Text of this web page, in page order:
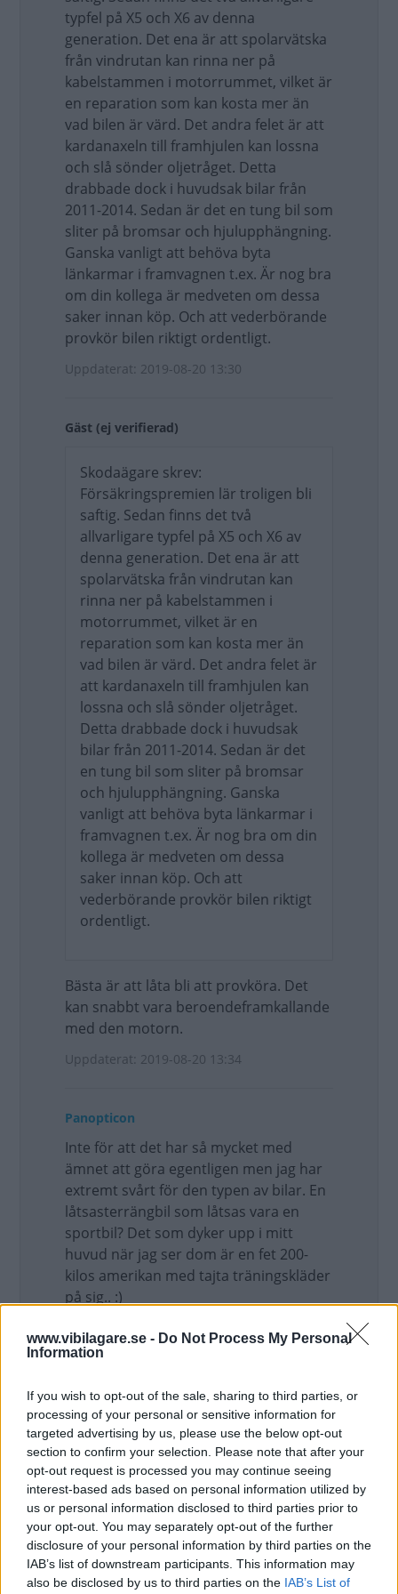
www.vibilagare.se - Do Not Process My Personal
Information
If you wish to opt-out of the sale, sharing to third parties, or
processing of your personal or sensitive information for
targeted advertising by us, please use the below opt-out
section to confirm your selection. Please note that after your
opt-out request is processed you may continue seeing
interest-based ads based on personal information utilized by
us or personal information disclosed to third parties prior to
your opt-out. You may separately opt-out of the further
disclosure of your personal information by third parties on the
IAB’s list of downstream participants. This information may
also be disclosed by us to third parties on the IAB’s List of
typfel på X5 och X6 av denna
generation. Det ena är att spolarvätska
från vindrutan kan rinna ner på
kabelstammen i motorrummet, vilket är
en reparation som kan kosta mer än
vad bilen är värd. Det andra felet är att
kardanaxeln till framhjulen kan lossna
och slå sönder oljetråget. Detta
drabbade dock i huvudsak bilar från
2011-2014. Sedan är det en tung bil som
sliter på bromsar och hjulupphängning.
Ganska vanligt att behöva byta
länkarmar i framvagnen t.ex. Är nog bra
om din kollega är medveten om dessa
saker innan köp. Och att vederbörande
provkör bilen riktigt ordentligt.
Uppdaterat: 2019-08-20 13:30
Gäst (ej verifierad)
Skodaägare skrev:
Försäkringspremien lär troligen bli
saftig. Sedan finns det två
allvarligare typfel på X5 och X6 av
denna generation. Det ena är att
spolarvätska från vindrutan kan
rinna ner på kabelstammen i
motorrummet, vilket är en
reparation som kan kosta mer än
vad bilen är värd. Det andra felet är
att kardanaxeln till framhjulen kan
lossna och slå sönder oljetråget.
Detta drabbade dock i huvudsak
bilar från 2011-2014. Sedan är det
en tung bil som sliter på bromsar
och hjulupphängning. Ganska
vanligt att behöva byta länkarmar i
framvagnen t.ex. Är nog bra om din
kollega är medveten om dessa
saker innan köp. Och att
vederbörande provkör bilen riktigt
ordentligt.
Bästa är att låta bli att provköra. Det
kan snabbt vara beroendeframkallande
med den motorn.
Uppdaterat: 2019-08-20 13:34
Panopticon
Inte för att det har så mycket med
ämnet att göra egentligen men jag har
extremt svårt för den typen av bilar. En
låtsasterrängbil som låtsas vara en
sportbil? Det som dyker upp i mitt
huvud när jag ser dom är en fet 200-
kilos amerikan med tajta träningskläder
på sig.. :)
Panopticon skrev:
Inte för att det har så mycket med
ämnet att göra egentligen men jag
har extremt svårt för den typen av
bilar. En låtsasterrängbil som
låtsas vara en sportbil? Det som
dyker upp i mitt huvud när jag ser
dom är en fet 200-kilos amerikan